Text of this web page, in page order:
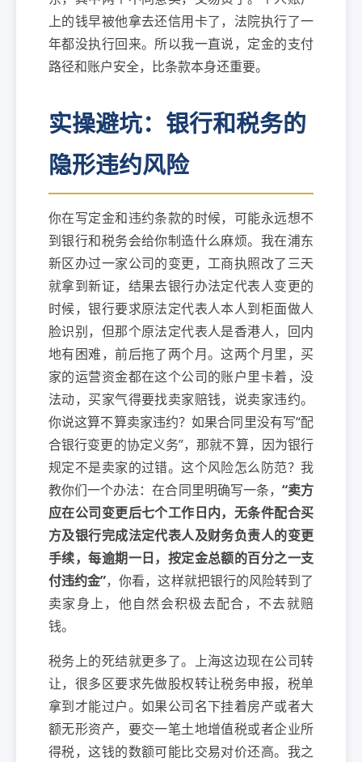
上的钱早被他拿去还信用卡了，法院执行了一
年都没执行回来。所以我一直说，定金的支付
路径和账户安全，比条款本身还重要。
实操避坑：银行和税务的
隐形违约风险
你在写定金和违约条款的时候，可能永远想不
到银行和税务会给你制造什么麻烦。我在浦东
新区办过一家公司的变更，工商执照改了三天
就拿到新证，结果去银行办法定代表人变更的
时候，银行要求原法定代表人本人到柜面做人
脸识别，但那个原法定代表人是香港人，回内
地有困难，前后拖了两个月。这两个月里，买
家的运营资金都在这个公司的账户里卡着，没
法动，买家气得要找卖家赔钱，说卖家违约。
你说这算不算卖家违约？如果合同里没有写“配
合银行变更的协定义务”，那就不算，因为银行
规定不是卖家的过错。这个风险怎么防范？我
教你们一个办法：在合同里明确写一条， “卖方
应在公司变更后七个工作日内，无条件配合买
方及银行完成法定代表人及财务负责人的变更
手续，每逾期一日，按定金总额的百分之一支
付违约金”，你看，这样就把银行的风险转到了
卖家身上，他自然会积极去配合，不去就赔
钱。
税务上的死结就更多了。上海这边现在公司转
让，很多区要求先做股权转让税务申报，税单
拿到才能过户。如果公司名下挂着房产或者大
额无形资产，要交一笔土地增值税或者企业所
得税，这钱的数额可能比交易对价还高。我之